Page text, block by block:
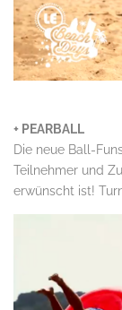
+ PEARBALL
Die neue Ball-
Teilnehmer und
erwünscht ist!